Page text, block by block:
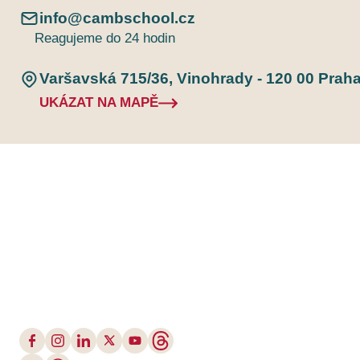
info@cambschool.cz
Reagujeme do 24 hodin
Varšavská 715/36, Vinohrady - 120 00
UKÁZAT NA MAPĚ